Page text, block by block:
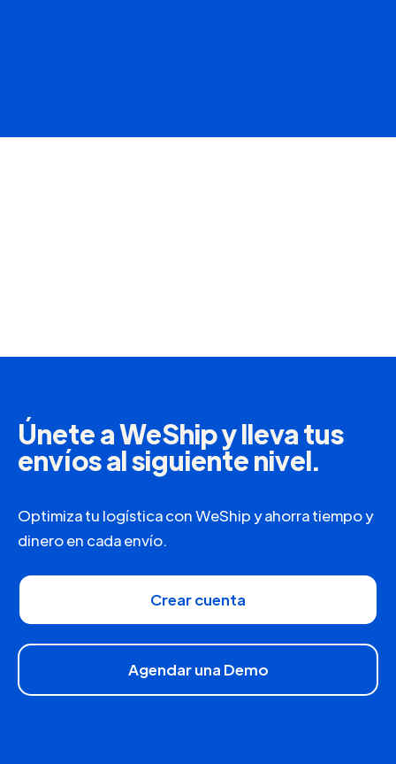
Únete a WeShip y lleva tus
envíos al siguiente nivel.
Optimiza tu logística con WeShip y ahorra tiempo y
dinero en cada envío.
Crear cuenta
Agendar una Demo